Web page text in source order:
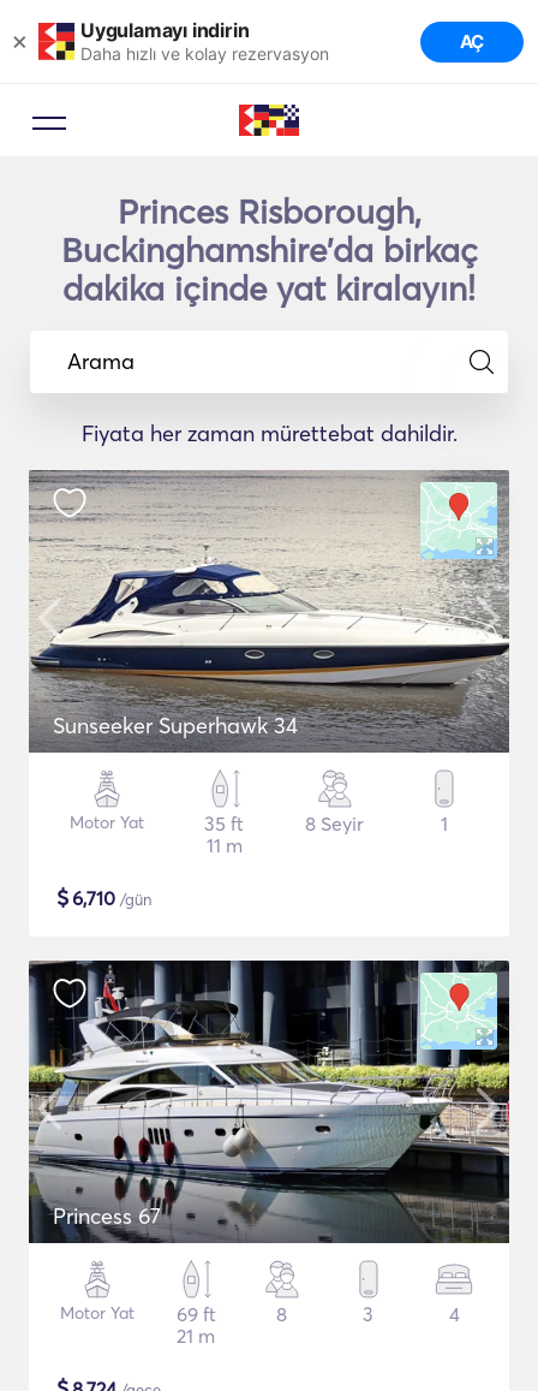
× Uygulamayı indirin
Daha hızlı ve kolay rezervasyon AÇ
Princes Risborough,
Buckinghamshire'da birkaç
dakika içinde yat kiralayın!
Arama
Fiyata her zaman mürettebat dahildir.
Sunseeker Superhawk 34
Motor Yat
35 ft
11 m
8 Seyir 1
$6,710 /gün
Princess 67
Motor Yat
69 ft
21 m
8 3 4